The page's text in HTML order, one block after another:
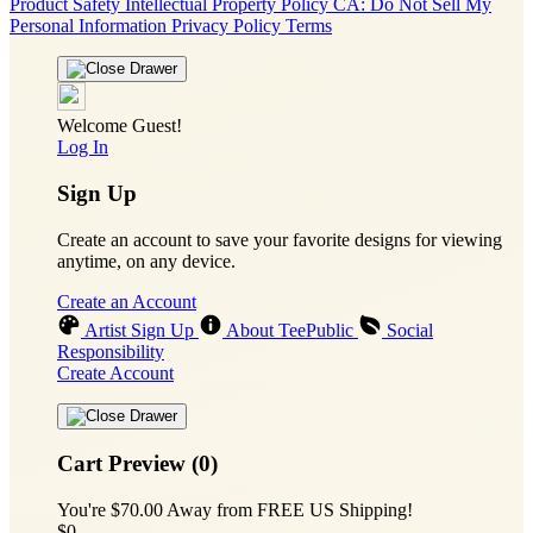
Product Safety Intellectual Property Policy CA: Do Not Sell My
Personal Information Privacy Policy Terms
Welcome Guest!
Log In
Sign Up
Create an account to save your favorite designs for viewing
anytime, on any device.
Create an Account
Artist Sign Up
About TeePublic
Social
Responsibility
Create Account
Cart Preview (0)
You're $70.00 Away from FREE US Shipping!